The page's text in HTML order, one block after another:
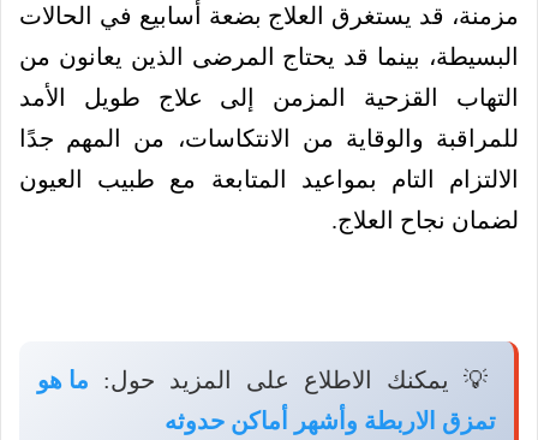
مزمنة، قد يستغرق العلاج بضعة أسابيع في الحالات
البسيطة، بينما قد يحتاج المرضى الذين يعانون من
التهاب القزحية المزمن إلى علاج طويل الأمد
للمراقبة والوقاية من الانتكاسات، من المهم جدًا
الالتزام التام بمواعيد المتابعة مع طبيب العيون
لضمان نجاح العلاج.
💡 يمكنك الاطلاع على المزيد حول: ما هو
تمزق الاربطة وأشهر أماكن حدوثه